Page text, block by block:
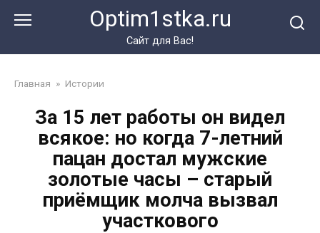
Optim1stka.ru
Сайт для Вас!
Главная » Истории
За 15 лет работы он видел
всякое: но когда 7-летний
пацан достал мужские
золотые часы – старый
приёмщик молча вызвал
участкового